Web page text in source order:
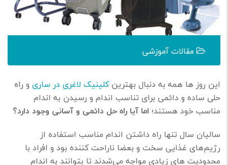
مقالات آموزشی
این روز ها همه به دنبال بهترینکلینیک لاغری در ساری و راه
حلی ساده و دائمی برای تناسب اندام و رسیدن به اندام
مناسب خود هستند؛ اما آیا راه حل دائمی و آسانی وجود دارد؟
سالیان سال تنها راه داشتن اندام مناسب استفاده از
رژیم‌های غذایی سخت و بعضا ناراحت کننده بود و افراد با
محدودیت های زیادی مواجه می‌شدند تا بتوانند به اندام